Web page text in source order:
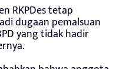
RKPDes tetap
dugaan pemalsuan
yang tidak hadir